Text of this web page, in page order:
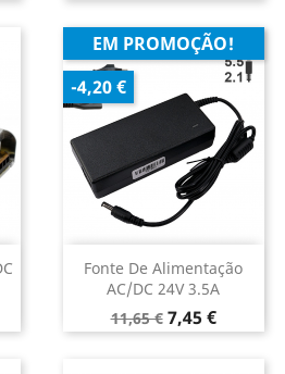
Fonte De Alimentação
AC/DC 24V 3.5A
Preço
normal
11,65 € Preço
7,45 €
EM PROMOÇÃO!
-4,20 €